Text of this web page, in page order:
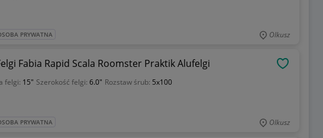
PRYWATNA Olkusz
Fabia Rapid Scala Roomster Praktik Alufelgi
felgi: 15" Szerokość felgi: 6.0" Rozstaw śrub: 5x100
PRYWATNA Olkusz